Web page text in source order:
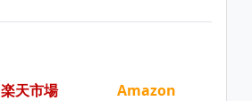
楽天市場 Amazon